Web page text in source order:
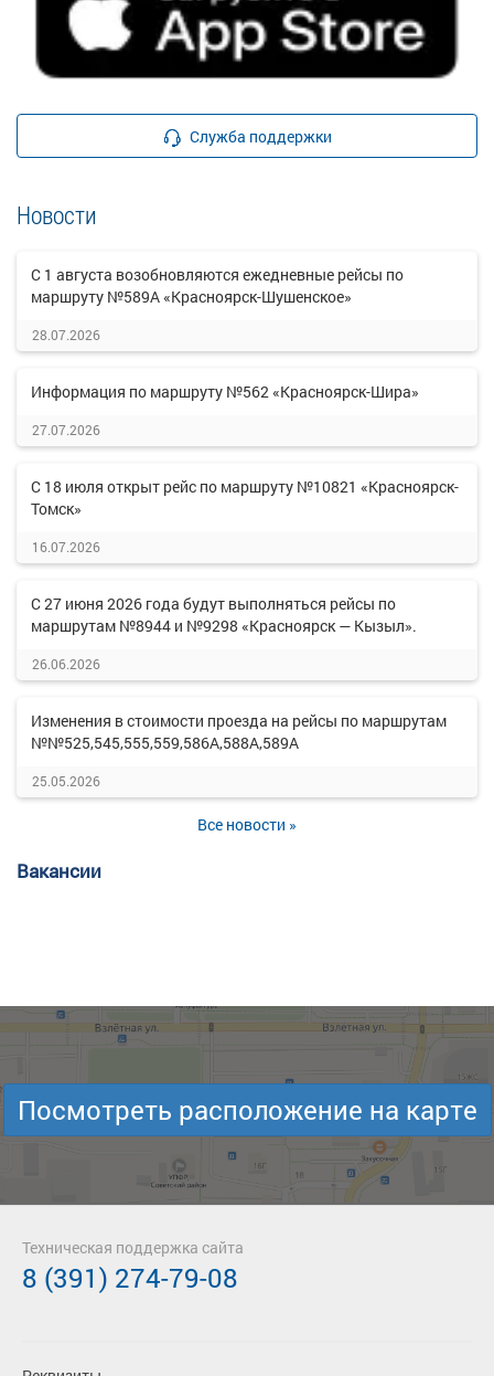
Служба поддержки
Новости
С 1 августа возобновляются ежедневные рейсы по
маршруту №589А «Красноярск-Шушенское»
28.07.2026
Информация по маршруту №562 «Красноярск-Шира»
27.07.2026
С 18 июля открыт рейс по маршруту №10821 «Красноярск-
Томск»
16.07.2026
С 27 июня 2026 года будут выполняться рейсы по
маршрутам №8944 и №9298 «Красноярск — Кызыл».
26.06.2026
Изменения в стоимости проезда на рейсы по маршрутам
№№525,545,555,559,586А,588А,589А
25.05.2026
Все новости »
Вакансии
Посмотреть расположение на карте
Техническая поддержка сайта
8 (391) 274-79-08